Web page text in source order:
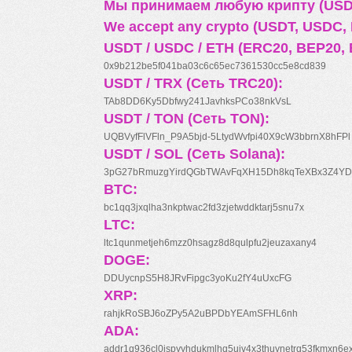
Мы принимаем любую крипту
We accept any crypto (USDT, USDC,
USDT / USDC / ETH (ERC20, BEP20,
0x9b212be5f041ba03c6c65ec7361530cc5e8cd839
USDT / TRX (Сеть TRC20):
TAb8DD6Ky5Dbfwy241JavhksPCo38nkVsL
USDT / TON (Сеть TON):
UQBVyfFlVFln_P9A5bjd-5LtydWvfpi40X9cW3bbrnX8hFPl
USDT / SOL (Сеть Solana):
BTC:
bc1qq3jxqlha3nkptwac2fd3zjetwddktarj5snu7x
LTC:
ltc1qunmetjeh6mzz0hsagz8d8qulpfu2jeuzaxany4
DOGE:
DDUycnpS5H8JRvFipgc3yoKu2fY4uUxcFG
XRP:
rahjkRoSBJ6oZPy5A2uBPDbYEAmSFHL6nh
ADA: